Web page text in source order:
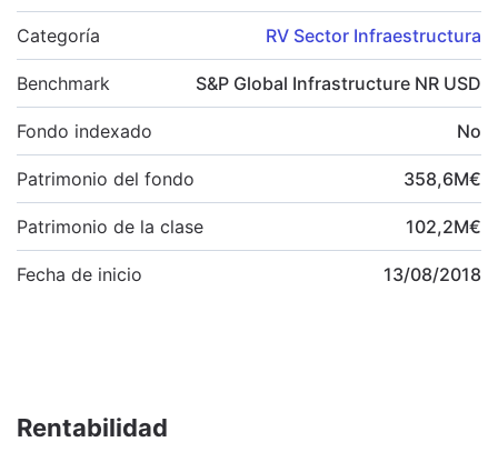
Categoría RV Sector Infraestructura
Benchmark S&P Global Infrastructure NR USD
Fondo indexado No
Patrimonio del fondo 358,6M€
Patrimonio de la clase 102,2M€
Fecha de inicio 13/08/2018
Rentabilidad